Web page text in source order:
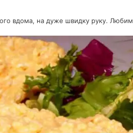
вдома, на дуже швидку руку.